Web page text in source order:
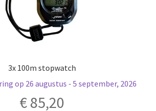
3x 100m stopwatch
op 26 augustus - 5 september, 2026
€85,20